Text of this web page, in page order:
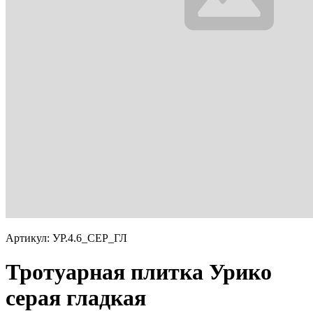
Артикул: УР.4.6_СЕР_ГЛ
Тротуарная плитка Урико
серая гладкая